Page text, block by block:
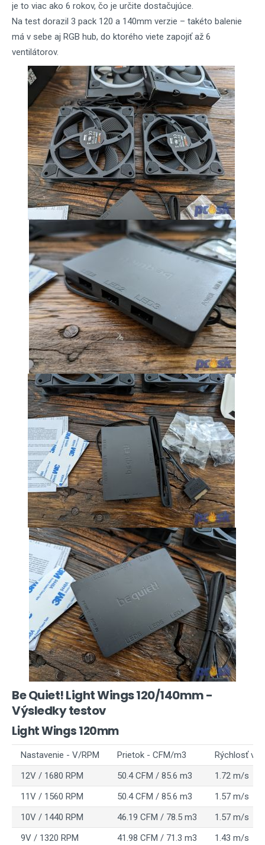
je to viac ako 6 rokov, čo je určite dostačujúce.
Na test dorazil 3 pack 120 a 140mm verzie – takéto balenie
má v sebe aj RGB hub, do ktorého viete zapojiť až 6
ventilátorov.
Be Quiet! Light Wings 120/140mm -
Výsledky testov
Light Wings 120mm
Nastavenie - V/RPM Prietok - CFM/m3
Rýchlosť
12V / 1680 RPM
50.4 CFM / 85.6 m3
1.72 m/s
11V / 1560 RPM
50.4 CFM / 85.6 m3
1.57 m/s
10V / 1440 RPM
46.19 CFM / 78.5 m3
1.57 m/s
9V / 1320 RPM
41.98 CFM / 71.3 m3 1.43 m/s